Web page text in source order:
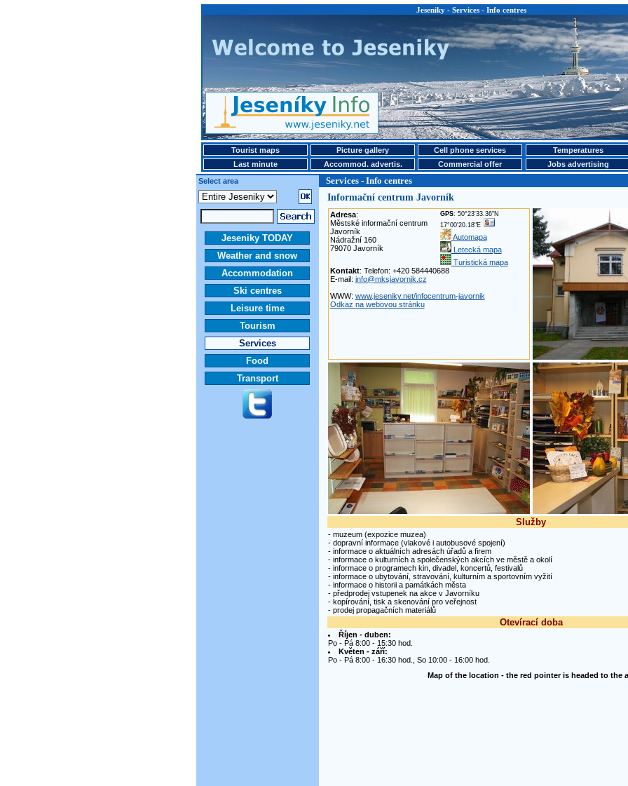
Jeseniky - Services - Info centres
Tourist maps Picture gallery Cell phone services
Temperatures
Last minute
Accommod. advertis. Commercial offer
Jobs advertising
Select area
Services - Info centres
Jeseniky TODAY
Weather and snow
Accommodation
Ski centres
Leisure time
Tourism
Services
Food
Transport
Informační centrum Javorník
Adresa:
Městské informační centrum
Javorník
Nádražní 160
79070 Javorník
GPS: 50°23'33.36"N
17°00'20.18"E
Automapa
Letecká mapa
Turistická mapa
Kontakt: Telefon: +420 584440688
E-mail: info@mksjavornik.cz
WWW: www.jeseniky.net/infocentrum-javornik
Odkaz na webovou stránku
Služby
- muzeum (expozice muzea)
- dopravní informace (vlakové i autobusové spojení)
- informace o aktuálních adresách úřadů a firem
- informace o kulturních a společenských akcích ve městě a okolí
- informace o programech kin, divadel, koncertů, festivalů
- informace o ubytování, stravování, kulturním a sportovním vyžití
- informace o historii a památkách města
- předprodej vstupenek na akce v Javorníku
- kopírování, tisk a skenování pro veřejnost
- prodej propagačních materiálů
Otevírací doba
Říjen - duben:
Po - Pá 8:00 - 15:30 hod.
Květen - září:
Po - Pá 8:00 - 16:30 hod., So 10:00 - 16:00 hod.
Map of the location - the red pointer is headed to the